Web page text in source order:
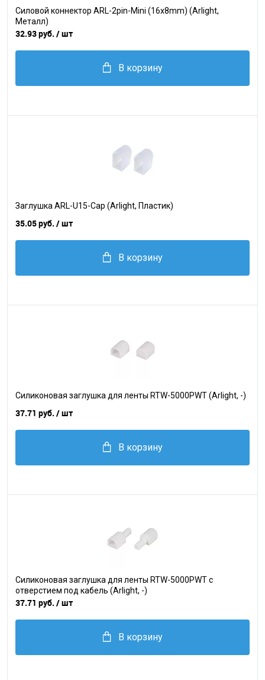
Силовой коннектор ARL-2pin-Mini (16x8mm) (Arlight,
Металл)
32.93 руб. / шт
В корзину
Заглушка ARL-U15-Cap (Arlight, Пластик)
35.05 руб. / шт
В корзину
Силиконовая заглушка для ленты RTW-5000PWT (Arlight, -)
37.71 руб. / шт
В корзину
Силиконовая заглушка для ленты RTW-5000PWT с
отверстием под кабель (Arlight, -)
37.71 руб. / шт
В корзину